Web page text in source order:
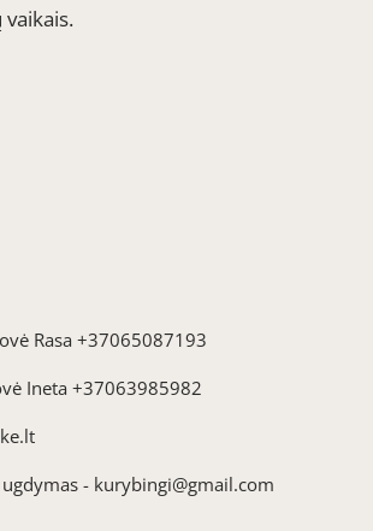
Rasa +37065087193
Ineta +37063985982
- kurybingi@gmail.com